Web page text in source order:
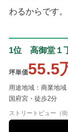
わるからです。
1位 高御堂１
坪単価55.5
用途地域：商業地
国府宮・徒歩2分
ストリートビュー（街